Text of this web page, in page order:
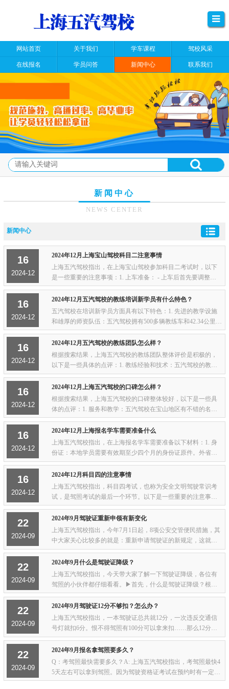
网站首页 关于我们 学车课程 驾校风采
在线报名 学员问答 新闻中心 联系我们
新闻中心
NEWS CENTER
新闻中心
16
2024-12
2024年12月上海宝山驾校科目二注意事情
上海五汽驾校指出，在上海宝山驾校参加科目二考试时，以下
是一些重要的注意事项：1. 上车准备： - 上车后首先要调整座
椅和后视镜到适合自己的位置，确保能够舒适操作车辆。 - 系
好安全带，这是安全驾驶的基本要求，也...
16
2024-12
2024年12月五汽驾校的教练培训新学员有什么特色？
五汽驾校在培训新学员方面具有以下特色：1. 先进的教学设施
和雄厚的师资队伍：五汽驾校拥有500多辆教练车和42.34公里的
训练车道，以及25000平方米的机动车测方移位场地。教练员队
伍稳定，平均教龄20年以上，教学经验...
16
2024-12
2024年12月五汽驾校的教练团队怎么样？
根据搜索结果，上海五汽驾校的教练团队整体评价是积极的，
以下是一些具体的点评：1. 教练经验和技术：五汽驾校的教练
被描述为不仅有经验和技术，而且服务态度良好，在学员中口
碑突出。2. 教练态度：学员普遍认为五汽...
16
2024-12
2024年12月上海五汽驾校的口碑怎么样？
根据搜索结果，上海五汽驾校的口碑整体较好，以下是一些具
体的点评：1. 服务和教学：五汽驾校在宝山地区有不错的名
气，教练教学认真负责，服务态度好。有学员表示，驾校的老
师教得很好，学校环境也不错，值得选择。2...
16
2024-12
2024年12月上海报名学车需要准备什么
上海五汽驾校指出，在上海报名学车需要准备以下材料：1. 身
份证：本地学员需要有效期至少四个月的身份证原件。外省或
市学员除了身份证外，还需携带有效期内的暂住证、居住证或
蓝印户口。2. 体检证明：虽然照片和体检...
16
2024-12
2024年12月科目四的注意事情
上海五汽驾校指出，科目四考试，也称为安全文明驾驶常识考
试，是驾照考试的最后一个环节。以下是一些重要的注意事项
和技巧：1. 考试内容与题型： - 科目四考试包含50道题，题型
为判断题、单选题和多选题，每题2分，9...
22
2024-09
2024年9月驾驶证重新申领有新变化
上海五汽驾校指出，今年7月1日起，8项公安交管便民措施，其
中大家关心比较多的就是：重新申请驾驶证的新规定，这就来
给大家仔细讲讲。一、政策内容对小型汽车驾驶证因逾期三年
未换证被注销，申请人重新申请原准驾车型...
22
2024-09
2024年9月什么是驾驶证降级？
上海五汽驾校指出，今天带大家了解一下驾驶证降级，各位有
驾照的小伙伴都仔细看看。▶首先，什么是驾驶证降级？根据
《中华人民共和国道路交通安全法》规定，驾驶人应当按照驾
驶证载明的准驾车型驾驶机动车。准驾车型...
22
2024-09
2024年9月驾驶证12分不够扣？怎么办？
上海五汽驾校指出，一本驾驶证总共就12分，一次违反交通信
号灯就扣6分。恨不得驾照有100分可以拿来扣……那么12分不
够扣了该怎么办？各位驾驶人学法减分了解一下。一、什么是
学法减分？机动车驾驶人处理完交通违法行...
22
2024-09
2024年9月报名拿驾照要多久？
Q：考驾照最快需要多久？A: 上海五汽驾校指出，考驾照最快4
5天左右可以拿到驾照。因为驾驶资格证考试在预约时有一定的
时间限制，只有在规定的预约天数后才可以预约参加考试，所